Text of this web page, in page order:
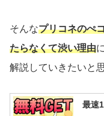
そんなプリコネのぺ
たらなくて渋い理由
解説していきたいと
最速